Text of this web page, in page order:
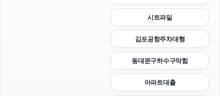
시트파일
김포공항주차대행
동대문구하수구막힘
아파트대출